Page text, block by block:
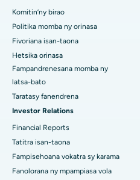
Hopitaly tsara indrindra ao
Hopitaly tsara indrindra ao
Karimnagar
Hopitaly tsara indrindra any
Hopitaly tsara indrindra ao
Hopitaly tsara indrindra ao
Hopitaly tsara indrindra any
Hopitaly tsara indrindra ao KK
Komitin’ny birao
Politika momba ny orinasa
Fivoriana isan-taona
Hetsika orinasa
Fampandrenesana momba ny
latsa-bato
Taratasy fanendrena
Investor Relations
Financial Reports
Tatitra isan-taona
Fampisehoana vokatra sy karama
Fanolorana ny mpampiasa vola